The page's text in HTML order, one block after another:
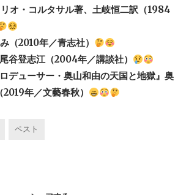
オ・コルタサル著、土岐恒二訳（1984
（2010年／青志社）
谷登志江（2004年／講談社）
デューサー・奥山和由の天国と地獄』奥
年／文藝春秋）
ペスト